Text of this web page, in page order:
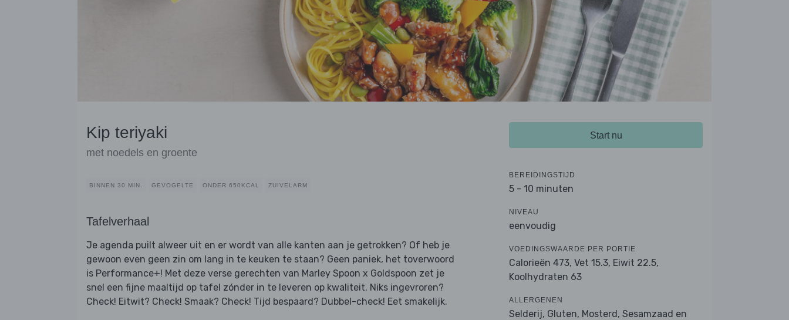
Kip teriyaki
met noedels en groente
BINNEN 30 MIN. GEVOGELTE ONDER 650KCAL ZUIVELARM
Tafelverhaal
Je agenda puilt alweer uit en er wordt van alle kanten aan je getrokken? Of heb je
gewoon even geen zin om lang in te keuken te staan? Geen paniek, het toverwoord
is Performance+! Met deze verse gerechten van Marley Spoon x Goldspoon zet je
snel een fijne maaltijd op tafel zónder in te leveren op kwaliteit. Niks ingevroren?
Check! Eitwit? Check! Smaak? Check! Tijd bespaard? Dubbel-check! Eet smakelijk.
Start nu
BEREIDINGSTIJD
5 - 10 minuten
NIVEAU
eenvoudig
VOEDINGSWAARDE PER PORTIE
Calorieën 473, Vet 15.3, Eiwit 22.5,
Koolhydraten 63
ALLERGENEN
Selderij, Gluten, Mosterd, Sesamzaad en